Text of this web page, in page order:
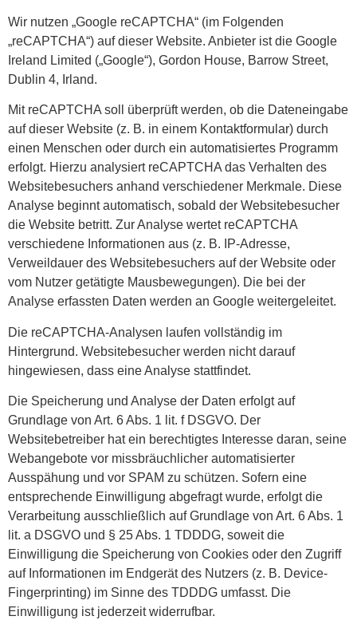
Wir nutzen „Google reCAPTCHA“ (im Folgenden
„reCAPTCHA“) auf dieser Website. Anbieter ist die Google
Ireland Limited („Google“), Gordon House, Barrow Street,
Dublin 4, Irland.
Mit reCAPTCHA soll überprüft werden, ob die Dateneingabe
auf dieser Website (z. B. in einem Kontaktformular) durch
einen Menschen oder durch ein automatisiertes Programm
erfolgt. Hierzu analysiert reCAPTCHA das Verhalten des
Websitebesuchers anhand verschiedener Merkmale. Diese
Analyse beginnt automatisch, sobald der Websitebesucher
die Website betritt. Zur Analyse wertet reCAPTCHA
verschiedene Informationen aus (z. B. IP-Adresse,
Verweildauer des Websitebesuchers auf der Website oder
vom Nutzer getätigte Mausbewegungen). Die bei der
Analyse erfassten Daten werden an Google weitergeleitet.
Die reCAPTCHA-Analysen laufen vollständig im
Hintergrund. Websitebesucher werden nicht darauf
hingewiesen, dass eine Analyse stattfindet.
Die Speicherung und Analyse der Daten erfolgt auf
Grundlage von Art. 6 Abs. 1 lit. f DSGVO. Der
Websitebetreiber hat ein berechtigtes Interesse daran, seine
Webangebote vor missbräuchlicher automatisierter
Ausspähung und vor SPAM zu schützen. Sofern eine
entsprechende Einwilligung abgefragt wurde, erfolgt die
Verarbeitung ausschließlich auf Grundlage von Art. 6 Abs. 1
lit. a DSGVO und § 25 Abs. 1 TDDDG, soweit die
Einwilligung die Speicherung von Cookies oder den Zugriff
auf Informationen im Endgerät des Nutzers (z. B. Device-
Fingerprinting) im Sinne des TDDDG umfasst. Die
Einwilligung ist jederzeit widerrufbar.